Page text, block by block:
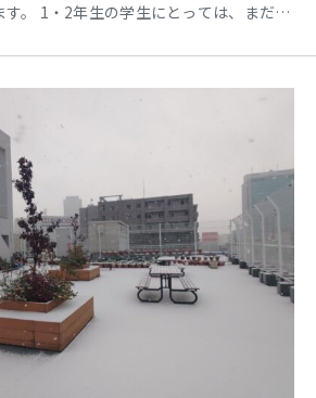
。 1・2年生の学生にとっては、まだ学
臨床工学技士国家試験が迫る中、既習範
とで、現在の学力レベルを確認すること